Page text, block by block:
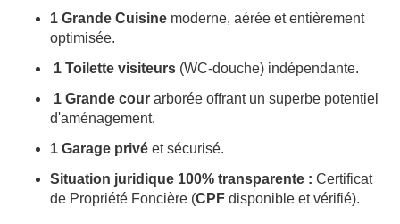
1 Grande Cuisine moderne, aérée et entièrement
optimisée.
1 Toilette visiteurs (WC-douche) indépendante.
1 Grande cour arborée offrant un superbe potentiel
d'aménagement.
1 Garage privé et sécurisé.
Situation juridique 100% transparente : Certificat
de Propriété Foncière (CPF disponible et vérifié).